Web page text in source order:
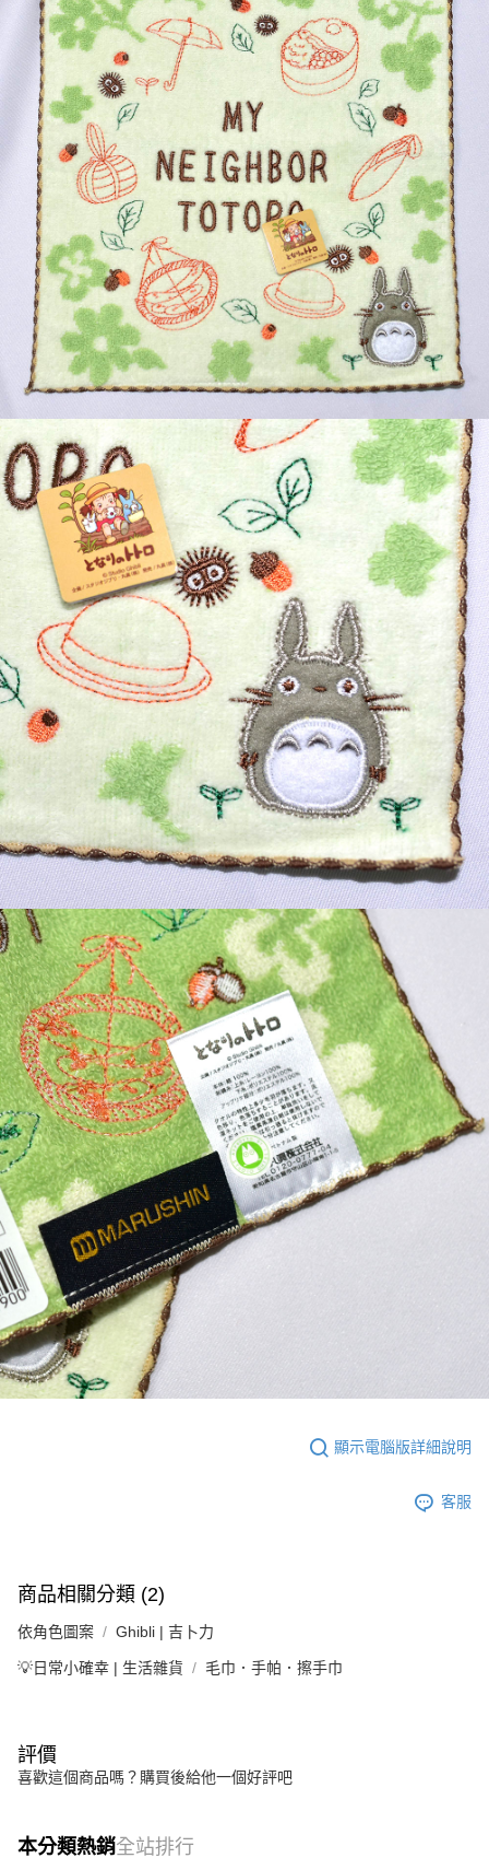
每筆NT$65，滿NT$999(含以上)免運費
宅配
每筆NT$100，滿NT$999(含以上)免運費
顯示電腦版詳細說明
客服
商品相關分類 (2)
依角色圖案 Ghibli | 吉卜力
💡日常小確幸 | 生活雜貨 毛巾．手帕．擦手巾
評價
喜歡這個商品嗎？購買後給他一個好評吧
本分類熱銷全站排行